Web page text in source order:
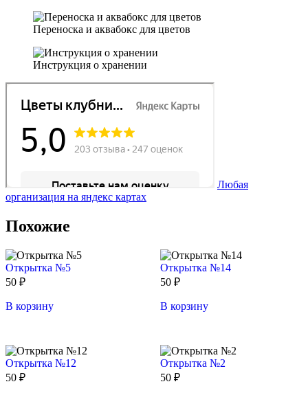
Переноска и аквабокс для цветов
Инструкция о хранении
Любая
организация на яндекс картах
Похожие
Открытка №5
50 ₽
В корзину
Открытка №14
50 ₽
В корзину
Открытка №12
50 ₽
Открытка №2
50 ₽